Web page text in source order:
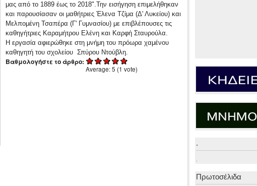
μας από το 1889 έως το 2018".Την εισήγηση επιμελήθηκαν
και παρουσίασαν οι μαθήτριες Έλενα Τζίμα (Δ' Λυκείου) και
Μελπομένη Τσαπέρα (Γ' Γυμνασίου) με επιβλέπουσες τις
καθηγήτριες Καραμήτρου Ελένη και Καρφή Σταυρούλα.
Η εργασία αφιερώθηκε στη μνήμη του πρόωρα χαμένου
καθηγητή του σχολείου Σπύρου Ντούβλη.
Βαθμολογήστε το άρθρο:
Average:5 (1 vote)
.
.
Πρωτοσέλιδα